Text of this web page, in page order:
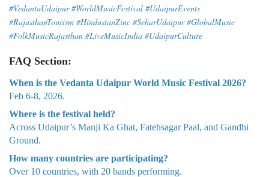
#VedantaUdaipur #WorldMusicFestival #UdaipurEvents
#RajasthanTourism #HindustanZinc #SeharUdaipur #GlobalMusic
#FolkMusicRajasthan #LiveMusicIndia #UdaipurCulture
FAQ Section:
When is the Vedanta Udaipur World Music Festival 2026?
Feb 6-8, 2026.
Where is the festival held?
Across Udaipur’s Manji Ka Ghat, Fatehsagar Paal, and Gandhi
Ground.
How many countries are participating?
Over 10 countries, with 20 bands performing.